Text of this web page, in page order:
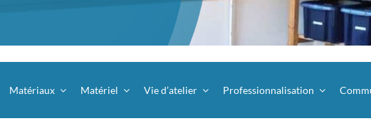
Matériaux Matériel Vie d’atelier Professionnalisation